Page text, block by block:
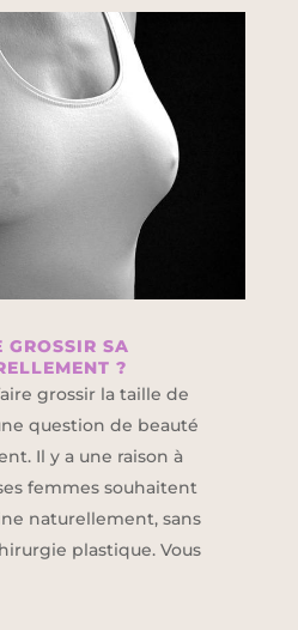
GROSSIR SA
?
grossir la taille de
question de beauté
Il y a une raison à
femmes souhaitent
naturellement, sans
plastique. Vous